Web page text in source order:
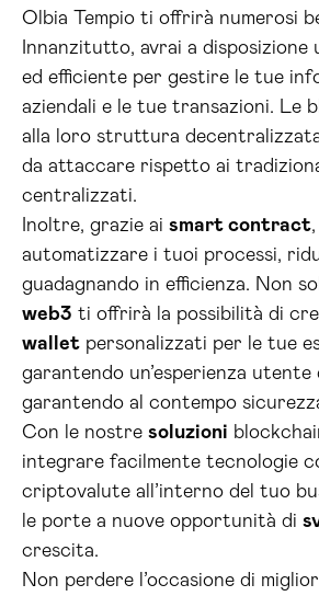
Olbia Tempio ti offrirà numerosi
Innanzitutto, avrai a disposizione
ed efficiente per gestire le tue
aziendali e le tue transazioni. Le
alla loro struttura
da attaccare rispetto ai
centralizzati.
Inoltre, grazie ai smart contract
automatizzare i tuoi processi,
guadagnando in efficienza. Non
web3 ti offrirà la possibilità di
wallet personalizzati per le tue
garantendo un’esperienza
garantendo al contempo
Con le nostre soluzioni
integrare facilmente tecnologie
criptovalute all’interno del tuo
le porte a nuove opportunità di
crescita.
Non perdere l’occasione di